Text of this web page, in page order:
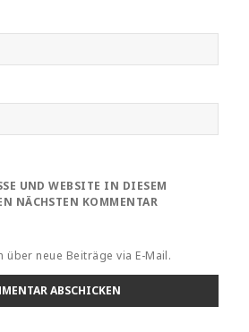
UND WEBSITE IN DIESEM
NÄCHSTEN KOMMENTAR
über neue Beiträge via E-Mail.